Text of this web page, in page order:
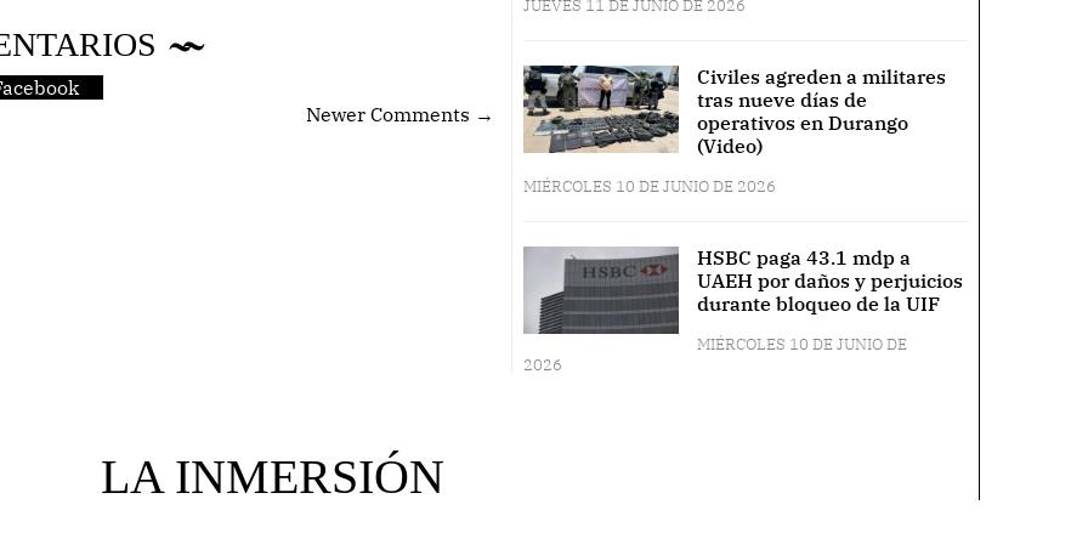
Newer Comments →
JUEVES 11 DE JUNIO DE 2026
Civiles agreden a militares
tras nueve días de
operativos en Durango
(Video)
MIÉRCOLES 10 DE JUNIO DE 2026
HSBC paga 43.1 mdp a
UAEH por daños y perjuicios
durante bloqueo de la UIF
MIÉRCOLES 10 DE JUNIO DE
2026
LA INMERSIÓN